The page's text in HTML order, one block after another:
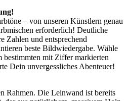
– von unseren Künstlern genau
erforderlich! Deutliche
Zahlen und entsprechend
beste Bildwiedergabe. Wähle
bestimmten mit Ziffer markierten
Dein unvergessliches Abenteuer!
Rahmen. Die Leinwand ist bereits